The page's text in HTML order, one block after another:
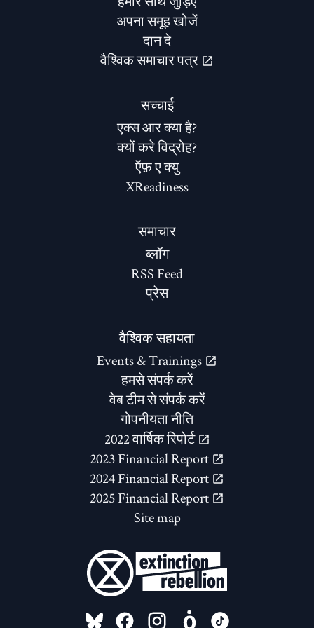
अपना समूह खोजें
दान दे
वैश्विक समाचार पत्र
सच्चाई
एक्स आर क्या है?
क्यों करे विद्रोह?
ऍफ़ ए क्यु
XReadiness
समाचार
ब्लॉग
RSS Feed
प्रेस
वैश्विक सहायता
Events & Trainings
हमसे संपर्क करें
वेब टीम से संपर्क करें
गोपनीयता नीति
2022 वार्षिक रिपोर्ट
2023 Financial Report
2024 Financial Report
2025 Financial Report
Site map
FOLLOW US ON